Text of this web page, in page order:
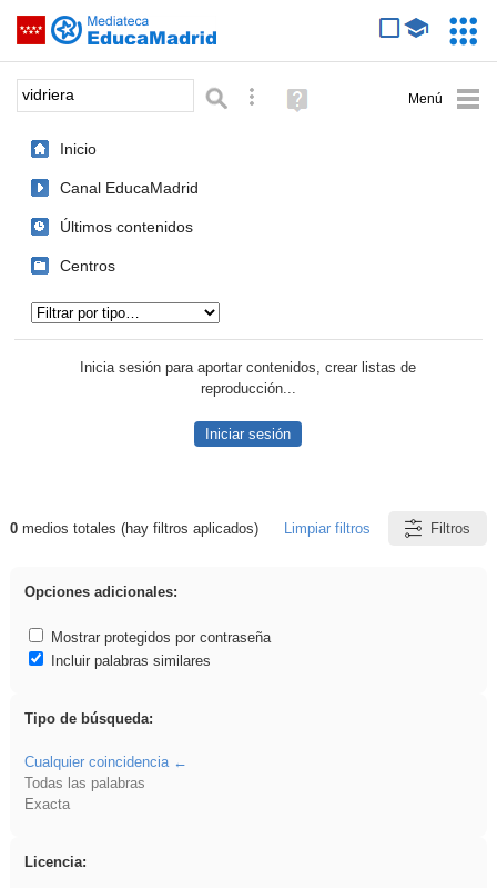
Saltar navegación
Palabra o frase: Búsqueda avanzada
Ayuda
(en
Inicio
Canal EducaMadrid
Últimos contenidos
Centros
Inicia sesión para aportar contenidos, crear listas de
reproducción...
Iniciar sesión
Resultados de: vidriera
0medios totales (hay filtros aplicados) Limpiar filtros Filtros
Opciones adicionales:
Mostrar protegidos por contraseña
Incluir palabras similares
Tipo de búsqueda:
Cualquier coincidencia
Todas las palabras
Exacta
Licencia: